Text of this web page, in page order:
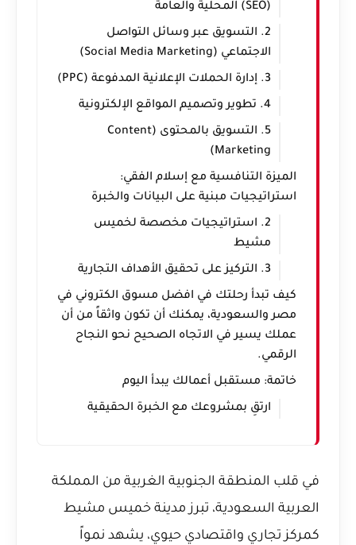
(SEO) المحلية والعامة
2. التسويق عبر وسائل التواصل
الاجتماعي (Social Media Marketing)
3. إدارة الحملات الإعلانية المدفوعة (PPC)
4. تطوير وتصميم المواقع الإلكترونية
5. التسويق بالمحتوى (Content
Marketing)
الميزة التنافسية مع إسلام الفقي:
استراتيجيات مبنية على البيانات والخبرة
2. استراتيجيات مخصصة لخميس
مشيط
3. التركيز على تحقيق الأهداف التجارية
كيف تبدأ رحلتك في افضل مسوق الكتروني في
مصر والسعودية، يمكنك أن تكون واثقاً من أن
عملك يسير في الاتجاه الصحيح نحو النجاح
الرقمي.
خاتمة: مستقبل أعمالك يبدأ اليوم
ارتقِ بمشروعك مع الخبرة الحقيقية
في قلب المنطقة الجنوبية الغربية من المملكة
العربية السعودية، تبرز مدينة خميس مشيط
كمركز تجاري واقتصادي حيوي، يشهد نمواً